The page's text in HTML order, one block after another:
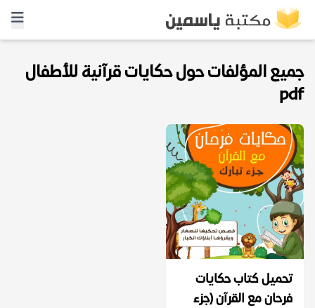
جميع المؤلفات حول حكايات قرآنية للأطفال
pdf
تحميل كتاب حكايات
فرحان مع القرآن (جزء